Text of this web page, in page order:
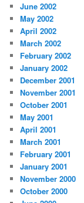
June 2002
May 2002
April 2002
March 2002
February 2002
January 2002
December 2001
November 2001
October 2001
May 2001
April 2001
March 2001
February 2001
January 2001
November 2000
October 2000